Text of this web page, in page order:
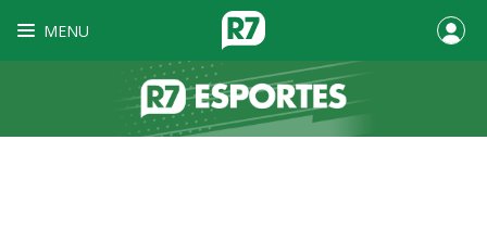
MENU